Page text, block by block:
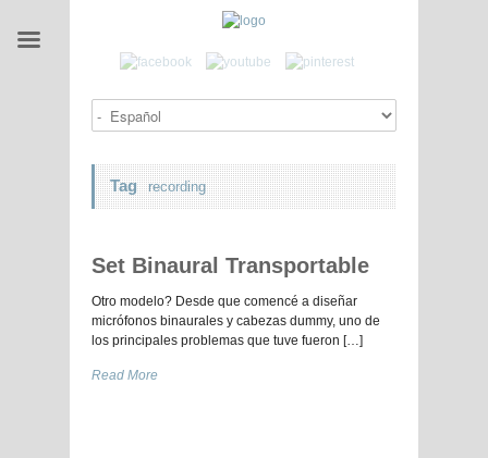
Tag recording
Set Binaural Transportable
Otro modelo? Desde que comencé a diseñar
micrófonos binaurales y cabezas dummy, uno de
los principales problemas que tuve fueron […]
Read More